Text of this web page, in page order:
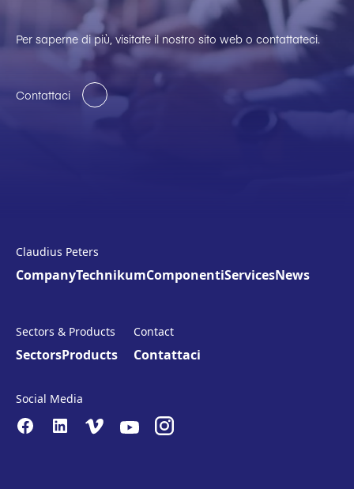
Per saperne di più, visitate il nostro sito web o contattateci.
Contattaci
Claudius Peters
CompanyTechnikumComponentiServicesNews
Sectors & Products
SectorsProducts
Contact
Contattaci
Social Media